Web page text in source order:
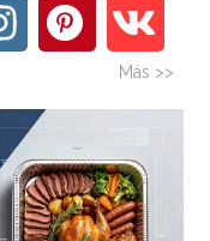
Más >>